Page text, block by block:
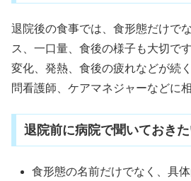
退院後の食事では、食形態だけで
ス、一口量、食後の様子も大切で
変化、発熱、食後の疲れなどが続
問看護師、ケアマネジャーなどに
退院前に病院で聞いておきた
食形態の名前だけでなく、具